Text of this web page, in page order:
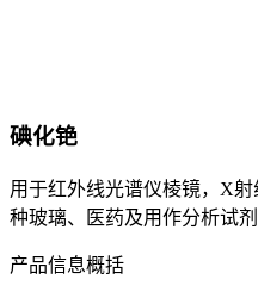
碘化铯
用于红外线光谱仪棱镜，X
种玻璃、医药及用作分析试剂
产品信息概括